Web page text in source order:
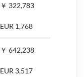
￥ 322,783
EUR 1,768
￥ 642,238
EUR 3,517